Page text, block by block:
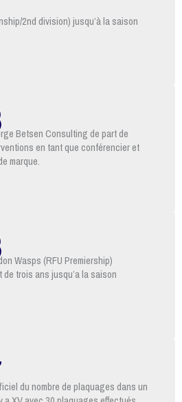
2nd division) jusqu’à la saison
Betsen Consulting de part de
en tant que conférencier et
marque.
Wasps (RFU Premiership)
trois ans jusqu’a la saison
du nombre de plaquages dans un